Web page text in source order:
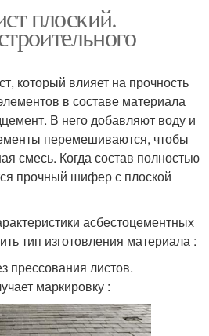
Долговечная грядка
плоский.
который влияет на прочность
в составе материала
В него добавляют воду и
перемешиваются, чтобы
смесь. Когда состав полностью
прочный шифер с плоской
асбестоцементных
тип изготовления материала :
прессования листов.
маркировку :